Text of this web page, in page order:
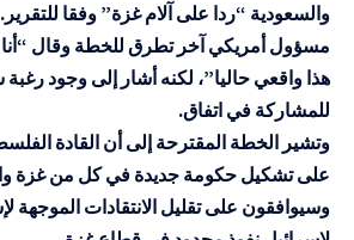
والسعودية “ردا على آلام غزة” وفقا للتقرير.
مسؤول أمريكي آخر تطرق للخطة وقال
هذا واقعي حاليا”، لكنه أشار إلى وجود
للمشاركة في اتفاق.
وتشير الخطة المقترحة إلى أن القادة
على تشكيل حكومة جديدة في كل من غزة
وسيوافقون على تقليل الانتقادات الموجهة